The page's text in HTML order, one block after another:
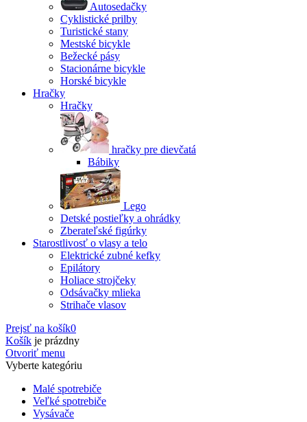
Autosedačky
Cyklistické prilby
Turistické stany
Mestské bicykle
Bežecké pásy
Stacionárne bicykle
Horské bicykle
Hračky
Hračky
hračky pre dievčatá
Bábiky
Lego
Detské postieľky a ohrádky
Zberateľské figúrky
Starostlivosť o vlasy a telo
Elektrické zubné kefky
Epilátory
Holiace strojčeky
Odsávačky mlieka
Strihače vlasov
Prejsť na košík0
Košík je prázdny
Otvoriť menu
Vyberte kategóriu
Malé spotrebiče
Veľké spotrebiče
Vysávače